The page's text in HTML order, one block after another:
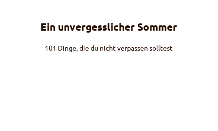
Ein unvergesslicher Sommer
101 Dinge, die du nicht verpassen solltest